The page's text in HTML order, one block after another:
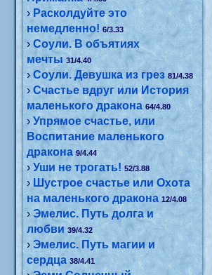
›Расколдуйте это
немедленно! 6/3.33
›Соули. В объятиях
мечты 31/4.40
›Соули. Девушка из грез 81/4.38
›Счастье вдруг или История
маленького дракона 64/4.80
›Упрямое счастье, или
Воспитание маленького
дракона 9/4.44
›Уши не трогать! 52/3.88
›Шустрое счастье или Охота
на маленького дракона 12/4.08
›Эмелис. Путь долга и
любви 39/4.32
›Эмелис. Путь магии и
сердца 38/4.41